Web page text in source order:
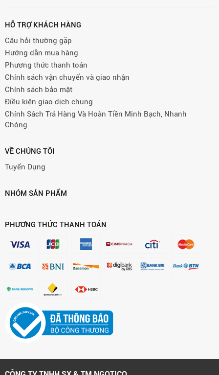
HỖ TRỢ KHÁCH HÀNG
Câu hỏi thường gặp
Hướng dẫn mua hàng
Phương thức thanh toán
Chính sách vận chuyển và giao nhận
Chính sách bảo mật
Điều kiện giao dịch chung
Chính Sách Trả Hàng Và Hoàn Tiền Minh Bạch, Nhanh
Chóng
VỀ CHÚNG TÔI
Tuyển Dụng
NHÓM SẢN PHẨM
PHƯƠNG THỨC THANH TOÁN